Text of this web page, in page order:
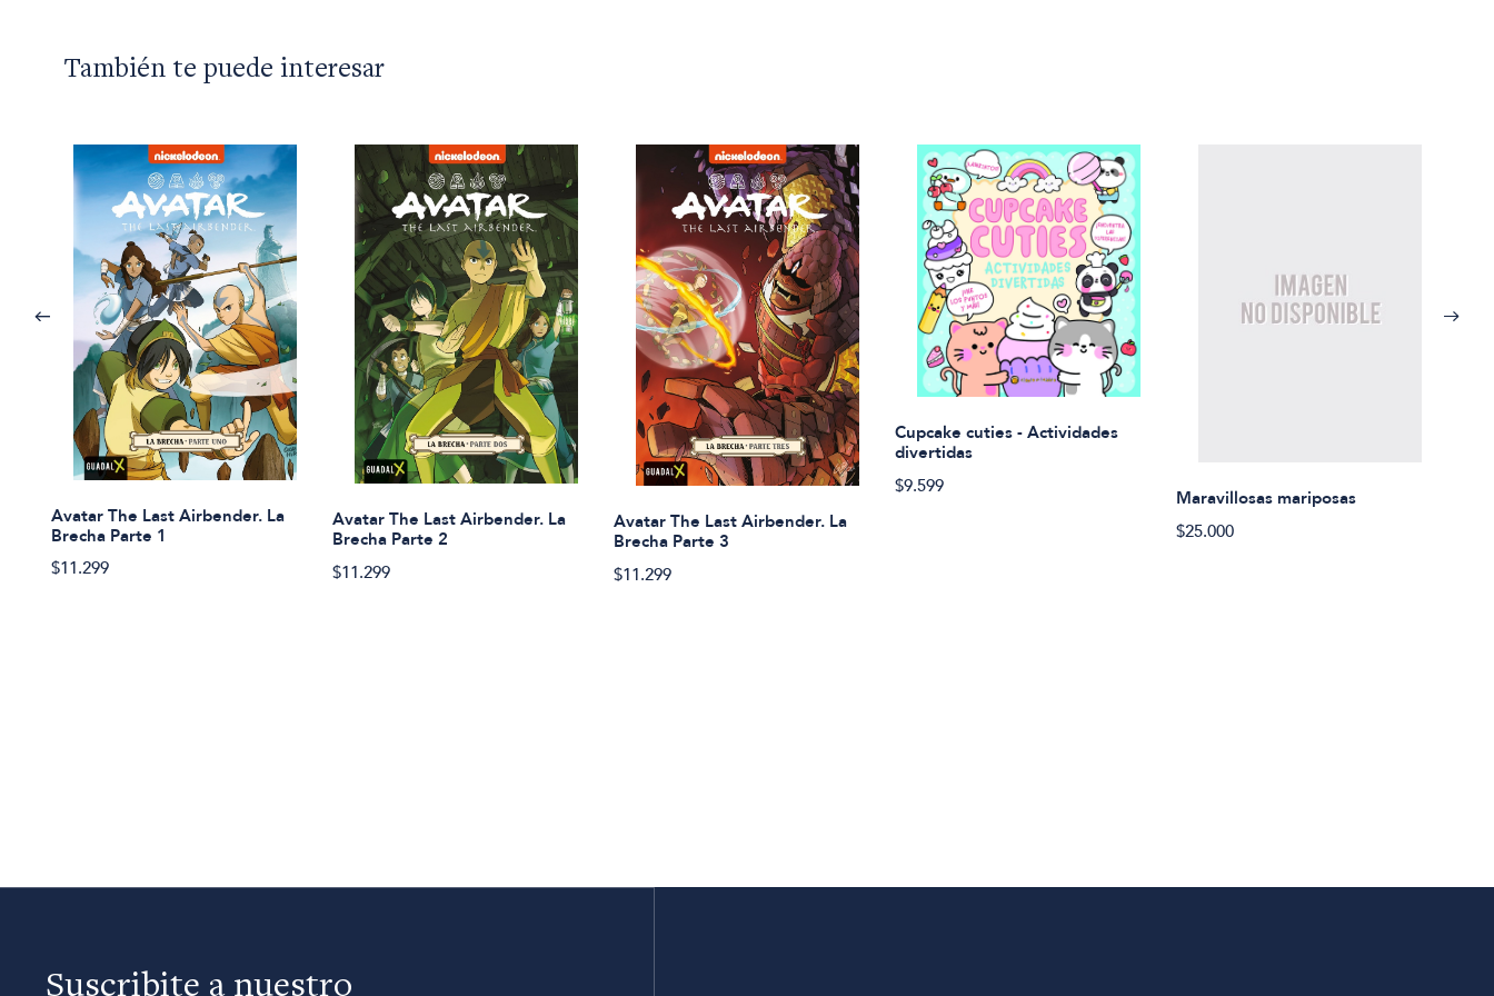
También te puede interesar
Avatar The Last Airbender. La
Brecha Parte 1
$11.299
Avatar The Last Airbender. La
Brecha Parte 2
$11.299
Avatar The Last Airbender. La
Brecha Parte 3
$11.299
Cupcake cuties - Actividades
divertidas
$9.599
Maravillosas mariposas
$25.000
Suscribite a nuestro